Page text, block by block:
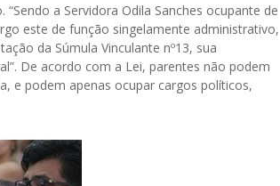
a Servidora Odila Sanches ocupante de
este de função singelamente administrativo,
da Súmula Vinculante nº13, sua
De acordo com a Lei, parentes não podem
e podem apenas ocupar cargos políticos,